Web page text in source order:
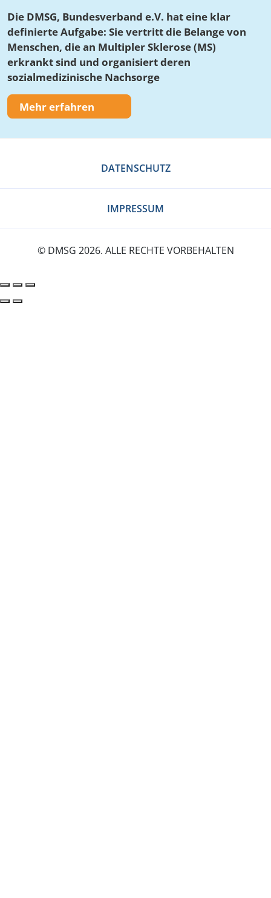
Die DMSG, Bundesverband e.V. hat eine klar
definierte Aufgabe: Sie vertritt die Belange von
Menschen, die an Multipler Sklerose (MS)
erkrankt sind und organisiert deren
sozialmedizinische Nachsorge
Mehr erfahren
© DMSG 2026. ALLE RECHTE VORBEHALTEN
DATENSCHUTZ
IMPRESSUM